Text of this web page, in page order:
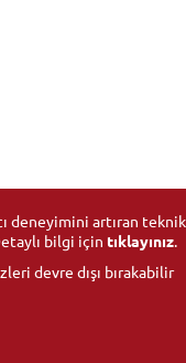
deneyimini artıran teknik
bilgi için tıklayınız.
devre dışı bırakabilir
hakları saklıdır.